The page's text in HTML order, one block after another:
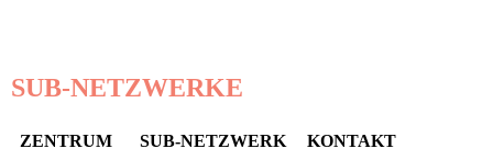
SUB-NETZWERKE
ZENTRUM SUB-NETZWERK
KONTAKT